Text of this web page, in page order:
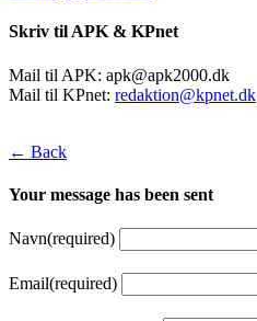
Skriv til APK & KPnet
Mail til APK: apk@apk2000.dk
Mail til KPnet: redaktion@kpnet.dk
← Back
Your message has been sent
Navn(required)
Email(required)